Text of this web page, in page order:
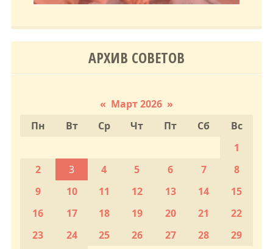
АРХИВ СОВЕТОВ
« Март 2026 »
Пн
Вт Ср Чт Пт Сб
Вс
1
2
3 4 5 6 7
8
9
10 11 12 13 14
15
16
17 18 19 20 21
22
23
24 25 26 27 28
29